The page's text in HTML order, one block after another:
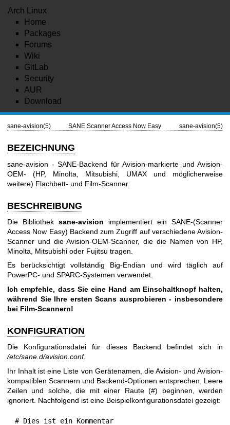
Arch Linux
Home
Packages
Forums
Wiki
GitLab
Security
AUR
Download
sane-avision(5) SANE Scanner Access Now Easy sane-avision(5)
BEZEICHNUNG
sane-avision - SANE-Backend für Avision-markierte und Avision-
OEM- (HP, Minolta, Mitsubishi, UMAX und möglicherweise
weitere) Flachbett- und Film-Scanner.
BESCHREIBUNG
Die Bibliothek sane-avision implementiert ein SANE-(Scanner
Access Now Easy) Backend zum Zugriff auf verschiedene Avision-
Scanner und die Avision-OEM-Scanner, die die Namen von HP,
Minolta, Mitsubishi oder Fujitsu tragen.
Es berücksichtigt vollständig Big-Endian und wird täglich auf
PowerPC- und SPARC-Systemen verwendet.
Ich empfehle, dass Sie eine Hand am Einschaltknopf halten,
während Sie Ihre ersten Scans ausprobieren - insbesondere
bei Film-Scannern!
KONFIGURATION
Die Konfigurationsdatei für dieses Backend befindet sich in
/etc/sane.d/avision.conf.
Ihr Inhalt ist eine Liste von Gerätenamen, die Avision- und Avision-
kompatiblen Scannern und Backend-Optionen entsprechen. Leere
Zeilen und solche, die mit einer Raute (#) beginnen, werden
ignoriert. Nachfolgend ist eine Beispielkonfigurationsdatei gezeigt: